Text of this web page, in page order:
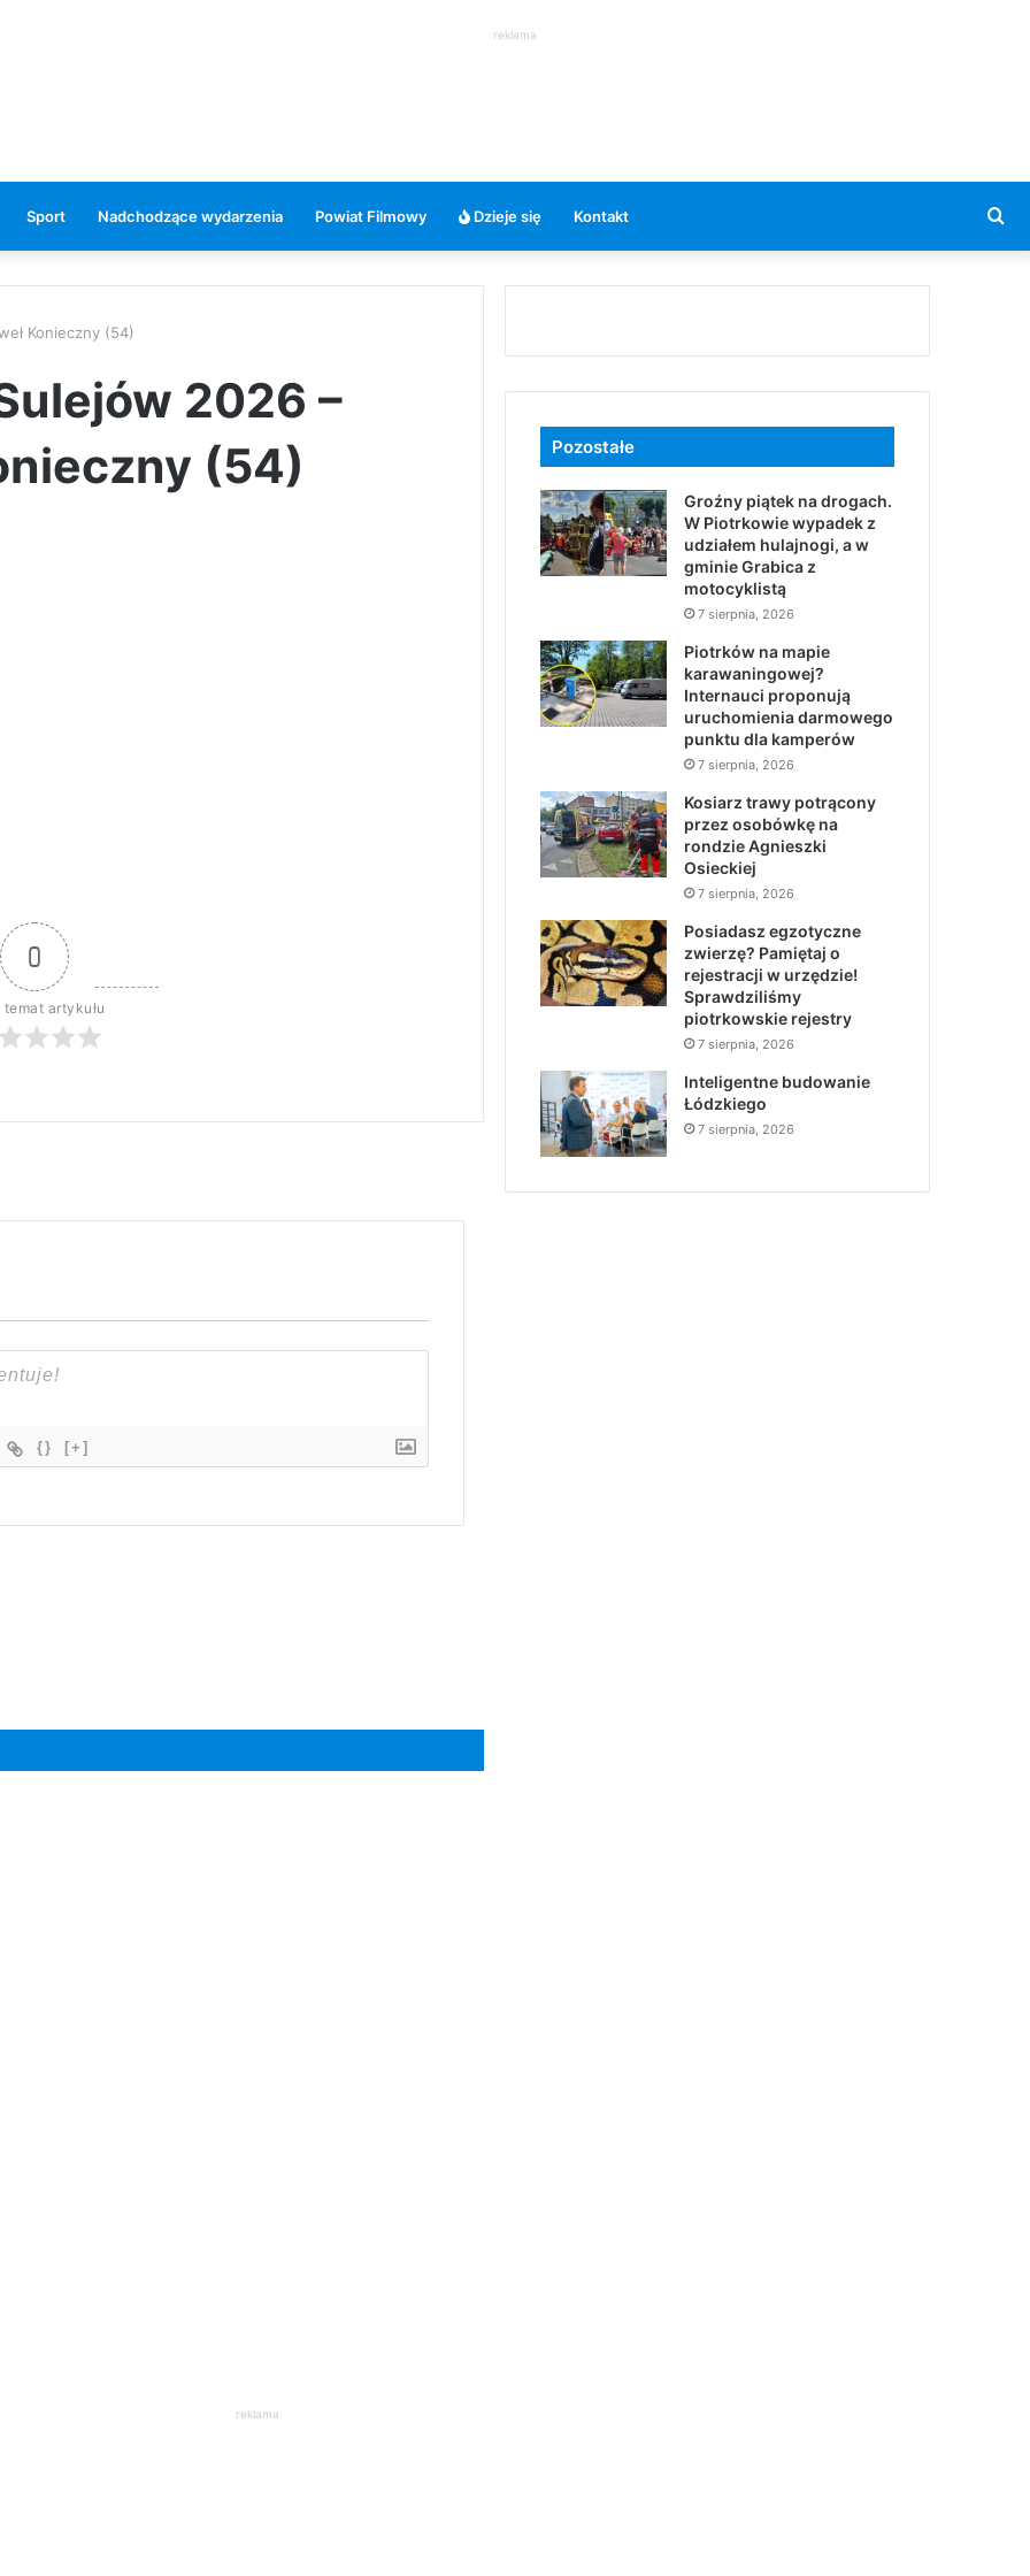
reklama
Sport Nadchodzące wydarzenia Powiat Filmowy Dzieje się Kontakt
Konieczny (54)
2026 –
(54)
0
temat artykułu
{} [+]
Pozostałe
Groźny piątek na drogach.
W Piotrkowie wypadek z
udziałem hulajnogi, a w
gminie Grabica z
motocyklistą
7 sierpnia, 2026
Piotrków na mapie
karawaningowej?
Internauci proponują
uruchomienia darmowego
punktu dla kamperów
7 sierpnia, 2026
Kosiarz trawy potrącony
przez osobówkę na
rondzie Agnieszki
Osieckiej
7 sierpnia, 2026
Posiadasz egzotyczne
zwierzę? Pamiętaj o
rejestracji w urzędzie!
Sprawdziliśmy
piotrkowskie rejestry
7 sierpnia, 2026
Inteligentne budowanie
Łódzkiego
7 sierpnia, 2026
reklama